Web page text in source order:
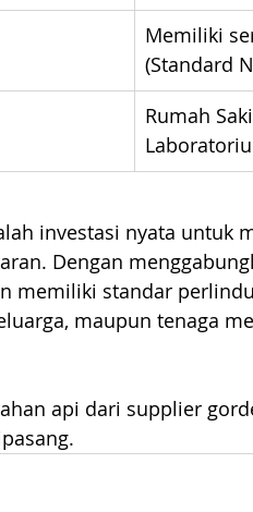
Memiliki
(Standard
Rumah
investasi nyata untuk
Dengan
memiliki standar
maupun tenaga
api dari supplier